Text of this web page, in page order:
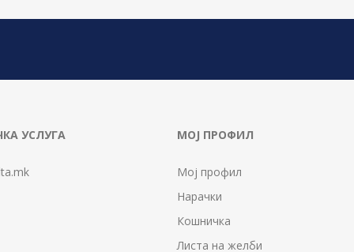
УСЛУГА МОЈ ПРОФИЛ
Мој профил
Нарачки
Кошничка
Листа на желби